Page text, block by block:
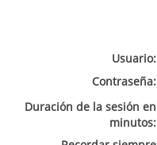
Usuario:
Contraseña:
Duración de la sesión en
minutos: